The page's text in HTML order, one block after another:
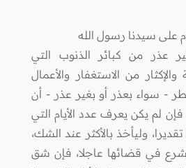
على سيدنا رسول الله
عذر من كبائر الذنوب التي
من الاستغفار والأعمال
- سواء بعذر أو بغير عذر - أن
لم يكن يعرف عدد الأيام التي
وليأخذ بالأكثر عند الشك،
يشرع في قضائها عاجلا، فإن شق